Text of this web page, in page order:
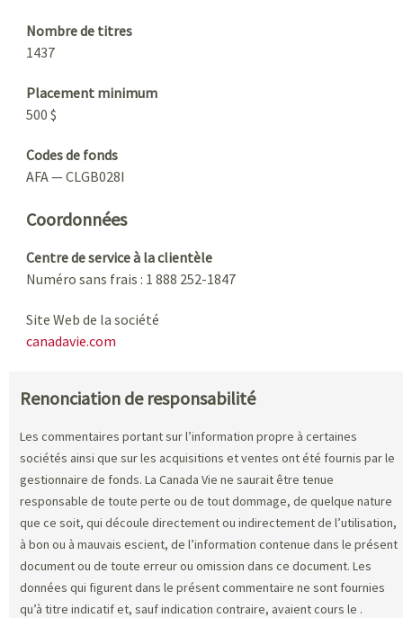
Nombre de titres
1437
Placement minimum
500 $
Codes de fonds
AFA — CLGB028I
Coordonnées
Centre de service à la clientèle
Numéro sans frais : 1 888 252-1847
Site Web de la société
canadavie.com
Renonciation de responsabilité
Les commentaires portant sur l’information propre à certaines
sociétés ainsi que sur les acquisitions et ventes ont été fournis par le
gestionnaire de fonds. La Canada Vie ne saurait être tenue
responsable de toute perte ou de tout dommage, de quelque nature
que ce soit, qui découle directement ou indirectement de l’utilisation,
à bon ou à mauvais escient, de l’information contenue dans le présent
document ou de toute erreur ou omission dans ce document. Les
données qui figurent dans le présent commentaire ne sont fournies
qu’à titre indicatif et, sauf indication contraire, avaient cours le .